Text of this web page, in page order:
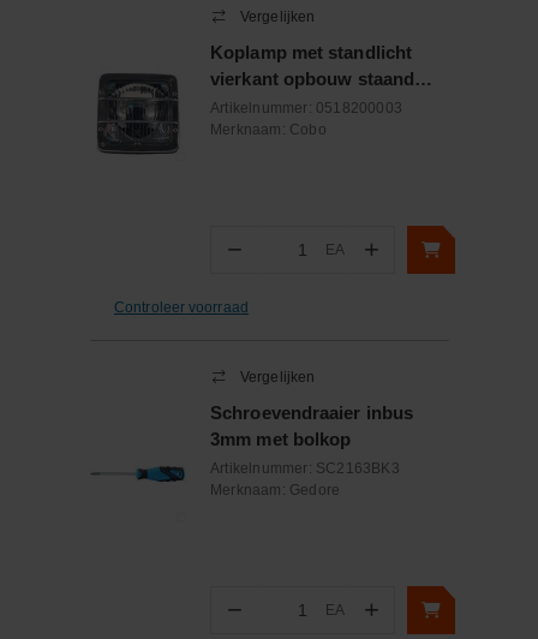
Vergelijken
Koplamp met standlicht
vierkant opbouw staand
verchroomd
Artikelnummer: 0518200003
Merknaam: Cobo
− Aantal
EA +
Controleer voorraad
Vergelijken
Schroevendraaier inbus
3mm met bolkop
Artikelnummer: SC2163BK3
Merknaam: Gedore
− Aantal
EA +